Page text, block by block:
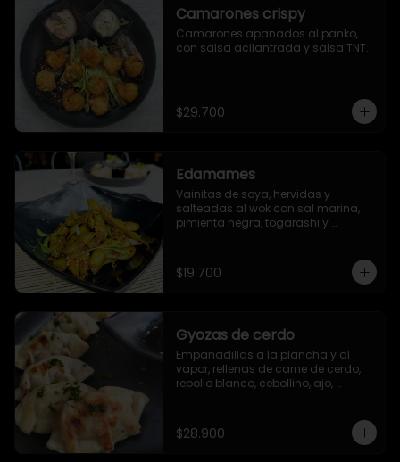
Camarones crispy
Camarones apanados al panko,
con salsa acilantrada y salsa TNT.
$29.700
Edamames
Vainitas de soya, hervidas y
salteadas al wok con sal marina,
pimienta negra, togarashi y
$19.700
Gyozas de cerdo
Empanadillas a la plancha y al
vapor, rellenas de carne de cerdo,
repollo blanco, cebollino, ajo,
$28.900